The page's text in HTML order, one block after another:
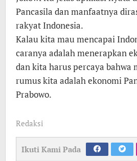
Pancasila dan manfaatnya
rakyat Indonesia.
Kalau kita mau mencapai
caranya adalah menerapkan
dan kita harus percaya bahwa
rumus kita adalah ekonomi
Prabowo.
Redaksi
Ikuti Kami Pada